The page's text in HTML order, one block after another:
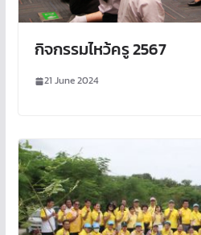
กิจกรรมไหว้ครู 2567
21 June 2024